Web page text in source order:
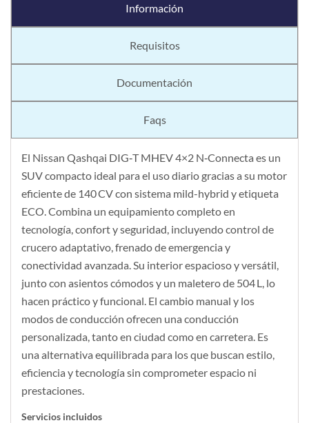
Información
Requisitos
Documentación
Faqs
El Nissan Qashqai DIG‑T MHEV 4×2 N‑Connecta es un
SUV compacto ideal para el uso diario gracias a su motor
eficiente de 140 CV con sistema mild-hybrid y etiqueta
ECO. Combina un equipamiento completo en
tecnología, confort y seguridad, incluyendo control de
crucero adaptativo, frenado de emergencia y
conectividad avanzada. Su interior espacioso y versátil,
junto con asientos cómodos y un maletero de 504 L, lo
hacen práctico y funcional. El cambio manual y los
modos de conducción ofrecen una conducción
personalizada, tanto en ciudad como en carretera. Es
una alternativa equilibrada para los que buscan estilo,
eficiencia y tecnología sin comprometer espacio ni
prestaciones.
Servicios incluidos